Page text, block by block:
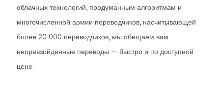
облачных технологий, продуманным алгоритмам и
многочисленной армии переводчиков, насчитывающей
более 20 000 переводчиков, мы обещаем вам
непревзойденные переводы — быстро и по доступной
цене.